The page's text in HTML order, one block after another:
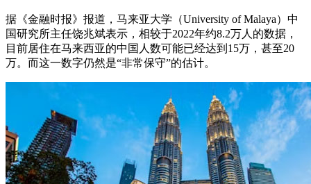
据《金融时报》报道，马来亚大学（University of Malaya）中
国研究所主任饶兆斌表示，相较于2022年约8.2万人的数据，
目前居住在马来西亚的中国人数可能已经达到15万，甚至20
万。而这一数字仍然是“非常保守”的估计。